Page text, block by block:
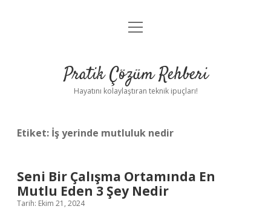
Anasayfa
Yasal Uyarı
menüyü
Pratik Çözüm Rehberi
Hayatını kolaylaştıran teknik ipuçları!
Etiket: İş yerinde mutluluk nedir
Seni Bir Çalışma Ortamında En
Mutlu Eden 3 Şey Nedir
Tarih: Ekim 21, 2024